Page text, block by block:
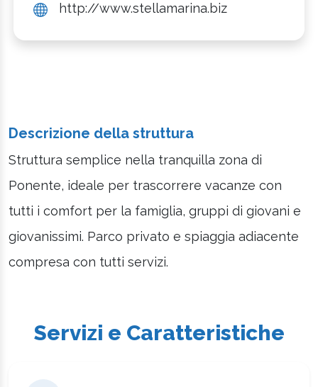
http://www.stellamarina.biz
Descrizione della struttura
Struttura semplice nella tranquilla zona di
Ponente, ideale per trascorrere vacanze con
tutti i comfort per la famiglia, gruppi di giovani e
giovanissimi. Parco privato e spiaggia adiacente
compresa con tutti servizi.
Servizi e Caratteristiche